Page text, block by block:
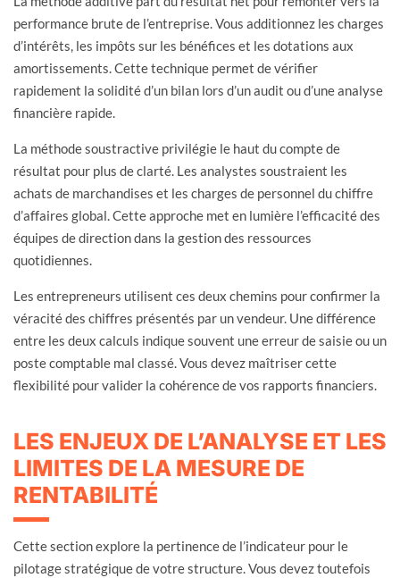
performance brute de l’entreprise. Vous additionnez les charges
d’intérêts, les impôts sur les bénéfices et les dotations aux
amortissements. Cette technique permet de vérifier
rapidement la solidité d’un bilan lors d’un audit ou d’une analyse
financière rapide.
La méthode soustractive privilégie le haut du compte de
résultat pour plus de clarté. Les analystes soustraient les
achats de marchandises et les charges de personnel du chiffre
d’affaires global. Cette approche met en lumière l’efficacité des
équipes de direction dans la gestion des ressources
quotidiennes.
Les entrepreneurs utilisent ces deux chemins pour confirmer la
véracité des chiffres présentés par un vendeur. Une différence
entre les deux calculs indique souvent une erreur de saisie ou un
poste comptable mal classé. Vous devez maîtriser cette
flexibilité pour valider la cohérence de vos rapports financiers.
LES ENJEUX DE L’ANALYSE ET LES
LIMITES DE LA MESURE DE
RENTABILITÉ
Cette section explore la pertinence de l’indicateur pour le
pilotage stratégique de votre structure. Vous devez toutefois